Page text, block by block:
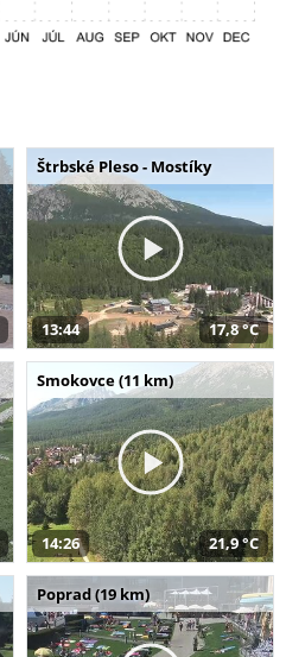
Štrbské Pleso - Mostíky
13:44 17,8 °C
Smokovce (11 km)
14:26 21,9 °C
Poprad (19 km)